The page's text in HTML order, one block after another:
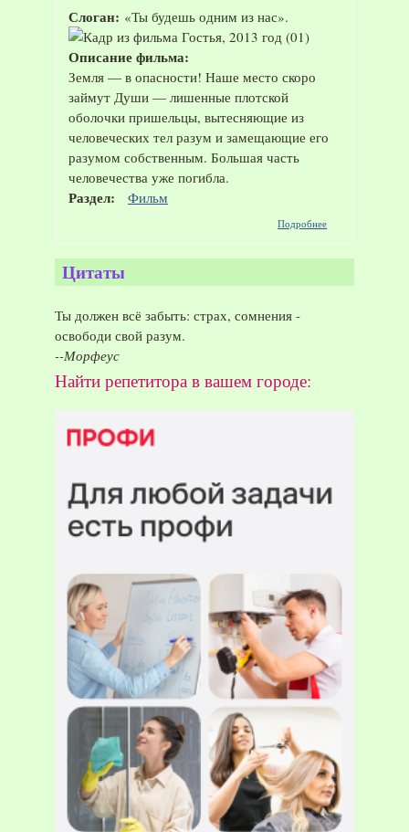
Слоган: «Ты будешь одним из нас».
Описание фильма:
Земля — в опасности! Наше место скоро
займут Души — лишенные плотской
оболочки пришельцы, вытесняющие из
человеческих тел разум и замещающие его
разумом собственным. Большая часть
человечества уже погибла.
Раздел: Фильм
Подробнее
Цитаты
Ты должен всё забыть: страх, сомнения -
освободи свой разум.
--Морфеус
Найти репетитора в вашем городе: